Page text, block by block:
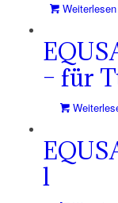
Weiterlesen
– für
l